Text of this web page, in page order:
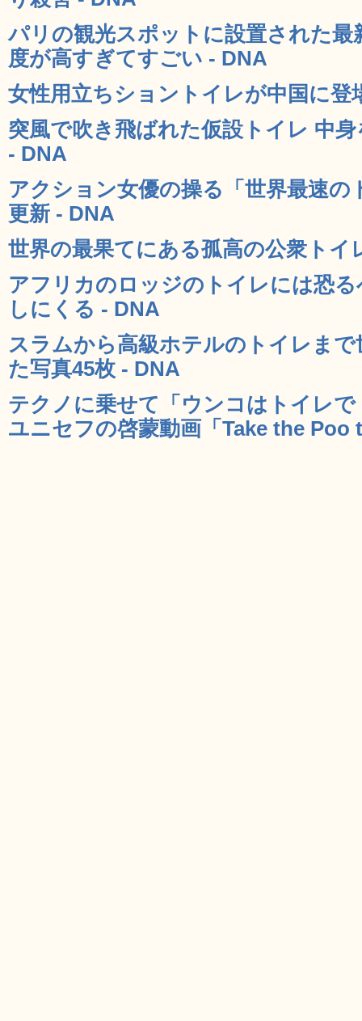
パリの観光スポットに設置された最
度が高すぎてすごい - DNA
女性用立ちショントイレが中国に登
突風で吹き飛ばれた仮設トイレ 中
- DNA
アクション女優の操る「世界最速の
更新 - DNA
世界の最果てにある孤高の公衆トイ
アフリカのロッジのトイレには恐
しにくる - DNA
スラムから高級ホテルのトイレま
た写真45枚 - DNA
テクノに乗せて「ウンコはトイレ
ユニセフの啓蒙動画「Take the